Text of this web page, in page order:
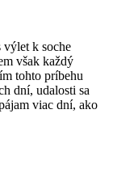
výlet k soche
však každý
tohto príbehu
dní, udalosti sa
viac dní, ako